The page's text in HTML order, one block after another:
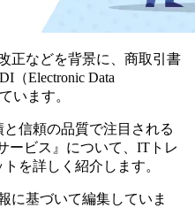
正などを背景に、商取引書
（Electronic Data
います。
信頼の品質で注目される
ービス』について、ITトレ
を詳しく紹介します。
に基づいて編集していま